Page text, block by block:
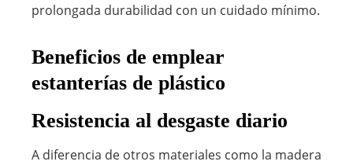
prolongada durabilidad con un cuidado mínimo.
Beneficios de emplear
estanterías de plástico
Resistencia al desgaste diario
A diferencia de otros materiales como la madera